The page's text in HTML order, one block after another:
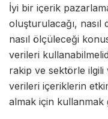
İyi bir içerik
oluşturulacağı, nasıl
nasıl ölçüleceği
verileri
rakip ve sektörle ilgili
verileri içeriklerin
almak için kullanmak